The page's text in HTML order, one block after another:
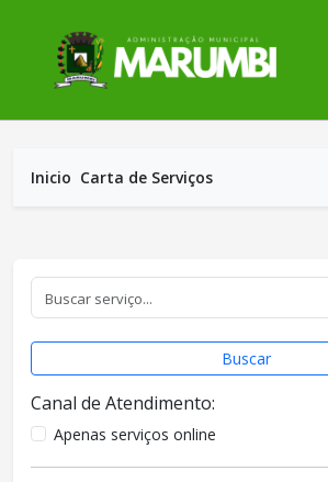
Inicio Carta de Serviços
Buscar
Canal de Atendimento:
Apenas serviços online